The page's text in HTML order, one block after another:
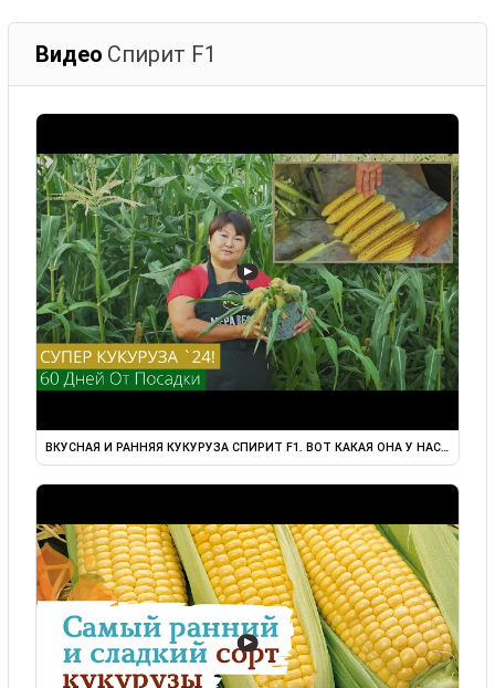
Видео Спирит F1
▶
ВКУСНАЯ И РАННЯЯ КУКУРУЗА СПИРИТ F1. ВОТ КАКАЯ ОНА У НАС ...
▶